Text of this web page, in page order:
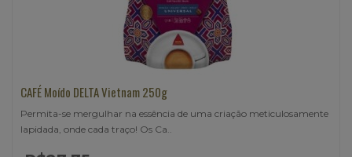
CAFÉ Moído DELTA Vietnam 250g
Permita-se mergulhar na essência de uma criação meticulosamente
lapidada, onde cada traço! Os Ca..